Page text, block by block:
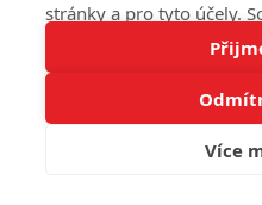
Tato stránka používá
stránky a pro tyto účely.
odmítnout, ale v takovém
nebudou k dispozici
Vaše volby souhlasu se
tuto webovou stránku.
souhlasu můžete kdykoli
Více